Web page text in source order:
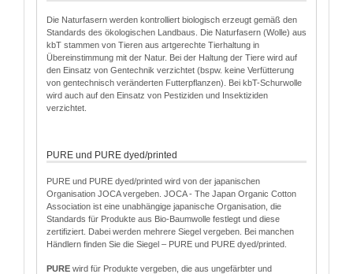
Die Naturfasern werden kontrolliert biologisch erzeugt gemäß den
Standards des ökologischen Landbaus. Die Naturfasern (Wolle) aus
kbT stammen von Tieren aus artgerechte Tierhaltung in
Übereinstimmung mit der Natur. Bei der Haltung der Tiere wird auf
den Einsatz von Gentechnik verzichtet (bspw. keine Verfütterung
von gentechnisch veränderten Futterpflanzen). Bei kbT-Schurwolle
wird auch auf den Einsatz von Pestiziden und Insektiziden
verzichtet.
PURE und PURE dyed/printed
PURE und PURE dyed/printed wird von der japanischen
Organisation JOCA vergeben. JOCA - The Japan Organic Cotton
Association ist eine unabhängige japanische Organisation, die
Standards für Produkte aus Bio-Baumwolle festlegt und diese
zertifiziert. Dabei werden mehrere Siegel vergeben. Bei manchen
Händlern finden Sie die Siegel – PURE und PURE dyed/printed.
PURE wird für Produkte vergeben, die aus ungefärbter und